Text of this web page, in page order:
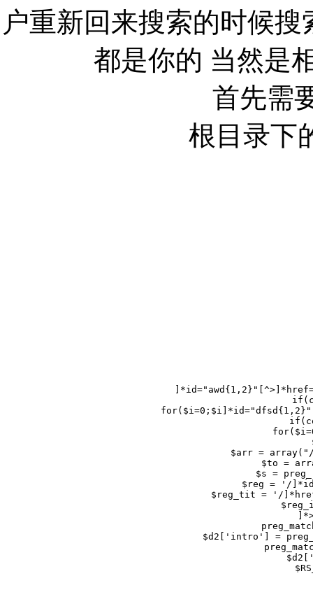
户重新回来搜索的时候
都是你的 当然是
首先需
根目录下
	for($i=0;$i
$arr =
$to =
$s =
$reg = '/
$reg_tit = '/
$d2['intro'] =